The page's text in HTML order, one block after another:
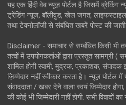
यह एक हिंदी वेब न्यूज़ पोर्टल है जिसमें ब्रेकिंग
ट्रेंडिंग न्यूज, बॉलीवुड, खेल जगत,
तथा टेक्नोलॉजी से संबंधित खबरें पोस्ट की
Disclaimer - समाचार से सम्बंधित किसी भी
तत्वों में उपयोगकर्ताओं द्वारा प्रस्तुत सामग्री (
शामिल होगी स्वामी, मुद्रक, प्रकाशक,
ज़िम्मेदार नहीं स्वीकार करता है। न्यूज़ पोर्टल
संवाददाता / खबर देने वाला स्वयं जिम्मेदार
की कोई भी जिम्मेदारी नहीं होगी. सभी विवादों का